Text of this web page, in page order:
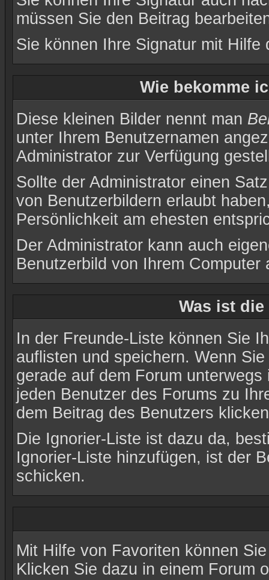
müssen Sie den Beitrag
Sie können Ihre Signatur mit Hilfe
Wie bekomme
Diese kleinen Bilder nennt man
unter Ihrem Benutzernamen
Administrator zur Verfügung
Sollte der Administrator einen
von Benutzerbildern erlaubt
Persönlichkeit am ehesten
Der Administrator kann auch
Benutzerbild von Ihrem
Was ist
In der Freunde-Liste können Sie
auflisten und speichern. Wenn Sie
gerade auf dem Forum
jeden Benutzer des Forums zu
dem Beitrag des Benutzers
Die Ignorier-Liste ist dazu da,
Ignorier-Liste hinzufügen, ist der
schicken.
Mit Hilfe von Favoriten können
Klicken Sie dazu in einem Forum